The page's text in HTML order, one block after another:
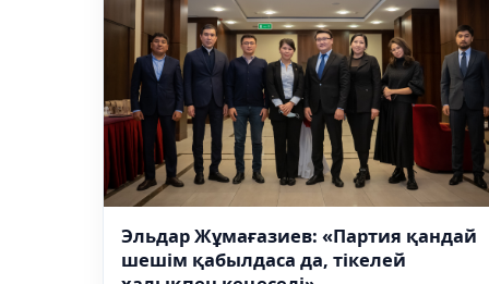
Эльдар Жұмағазиев: «Партия қандай
шешім қабылдаса да, тікелей